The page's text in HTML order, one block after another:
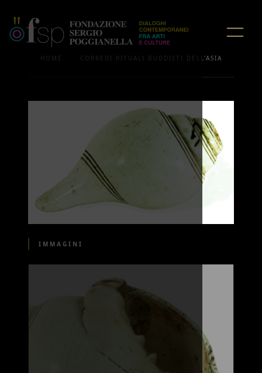
HOME CORREDI RITUALI BUDDISTI DELL'ASIA
IMMAGINI